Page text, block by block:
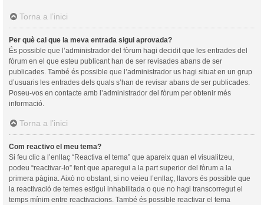
Torna a l’inici
Per què cal que la meva entrada sigui aprovada?
És possible que l’administrador del fòrum hagi decidit que les entrades del
fòrum en el que esteu publicant han de ser revisades abans de ser
publicades. També és possible que l’administrador us hagi situat en un grup
d’usuaris les entrades dels quals s’han de revisar abans de ser publicades.
Poseu-vos en contacte amb l’administrador del fòrum per obtenir més
informació.
Torna a l’inici
Com reactivo el meu tema?
Si feu clic a l’enllaç “Reactiva el tema” que apareix quan el visualitzeu,
podeu “reactivar-lo” fent que aparegui a la part superior del fòrum a la
primera pàgina. Això no obstant, si no veieu l’enllaç, llavors és possible que
la reactivació de temes estigui inhabilitada o que no hagi transcorregut el
temps mínim entre reactivacions. També és possible reactivar el tema